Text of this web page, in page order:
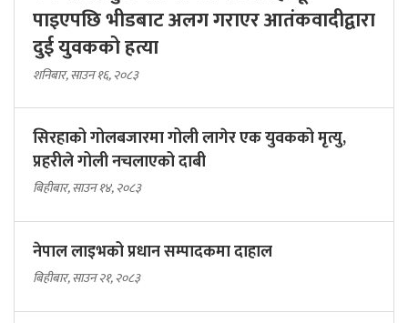
पाइएपछि भीडबाट अलग गराएर आतंकवादीद्वारा
दुई युवकको हत्या
शनिबार, साउन १६, २०८३
सिरहाको गोलबजारमा गोली लागेर एक युवकको मृत्यु,
प्रहरीले गोली नचलाएको दाबी
बिहीबार, साउन १४, २०८३
नेपाल लाइभको प्रधान सम्पादकमा दाहाल
बिहीबार, साउन २१, २०८३